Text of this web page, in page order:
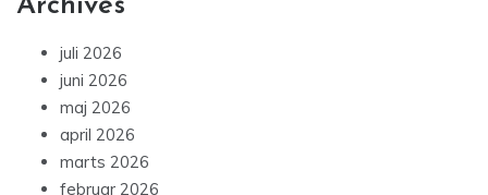
Archives
juli 2026
juni 2026
maj 2026
april 2026
marts 2026
februar 2026